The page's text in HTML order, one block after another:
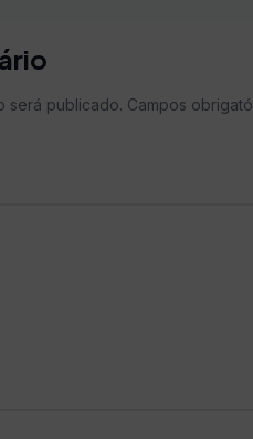
será publicado. Campos